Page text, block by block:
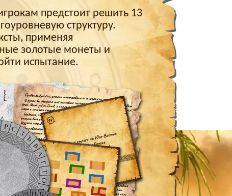
предстоит решить 13
структуру.
применяя
золотые монеты и
испытание.